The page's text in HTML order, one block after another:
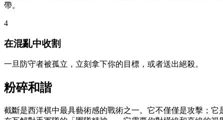
帶。
4
在混亂中收割
一旦防守者被孤立，立刻拿下你的目標，或者送出絕殺。
粉碎和諧
截斷是西洋棋中最具藝術感的戰術之一。它不僅僅是攻擊；它